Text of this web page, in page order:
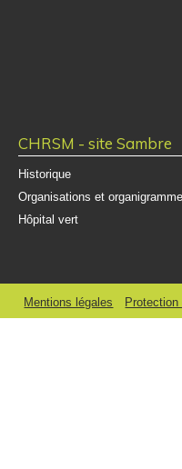
CHRSM - site Sambre
Historique
Organisations et
Hôpital vert
Mentions légales Protection